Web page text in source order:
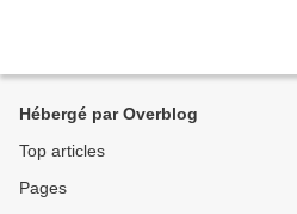
Hébergé par Overblog
Top articles
Pages